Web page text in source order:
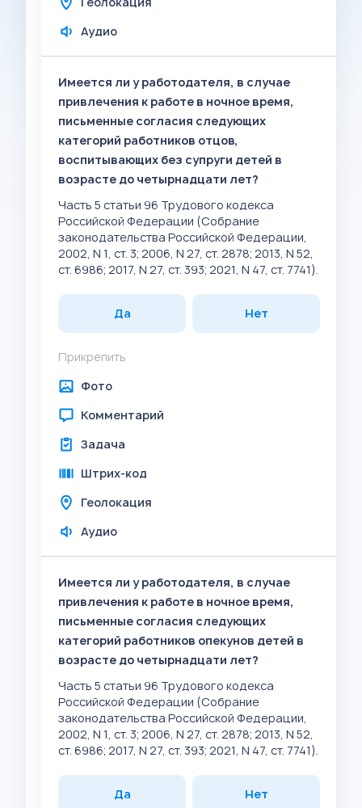
Аудио
Имеется ли у работодателя, в случае
привлечения к работе в ночное время,
письменные согласия следующих
категорий работников отцов,
воспитывающих без супруги детей в
возрасте до четырнадцати лет?
Часть 5 статьи 96 Трудового кодекса
Российской Федерации (Собрание
законодательства Российской Федерации,
2002, N 1, ст. 3; 2006, N 27, ст. 2878; 2013, N 52,
ст. 6986; 2017, N 27, ст. 393; 2021, N 47, ст. 7741).
Да Нет
Прикрепить
Фото
Комментарий
Задача
Штрих-код
Геолокация
Аудио
Имеется ли у работодателя, в случае
привлечения к работе в ночное время,
письменные согласия следующих
категорий работников опекунов детей в
возрасте до четырнадцати лет?
Часть 5 статьи 96 Трудового кодекса
Российской Федерации (Собрание
законодательства Российской Федерации,
2002, N 1, ст. 3; 2006, N 27, ст. 2878; 2013, N 52,
ст. 6986; 2017, N 27, ст. 393; 2021, N 47, ст. 7741).
Да Нет